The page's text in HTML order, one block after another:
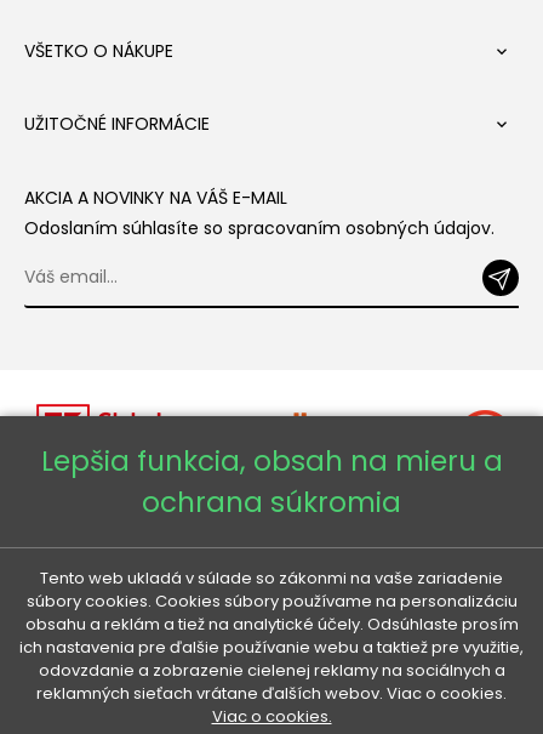
VŠETKO O NÁKUPE 
UŽITOČNÉ INFORMÁCIE 
AKCIA A NOVINKY NA VÁŠ E-MAIL
Odoslaním súhlasíte so spracovaním osobných údajov.
Copyright © 2026 - Veneti™
Veneti SK
Veneti CZ
Veneti DE
Lepšia funkcia, obsah na mieru a
ochrana súkromia
Tento web ukladá v súlade so zákonmi na vaše zariadenie
súbory cookies. Cookies súbory používame na personalizáciu
obsahu a reklám a tiež na analytické účely. Odsúhlaste prosím
ich nastavenia pre ďalšie používanie webu a taktiež pre využitie,
odovzdanie a zobrazenie cielenej reklamy na sociálnych a
reklamných sieťach vrátane ďalších webov. Viac o cookies.
Viac o cookies.